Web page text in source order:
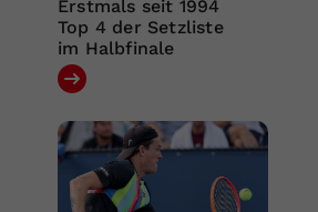
Erstmals seit 1994
Top 4 der Setzliste
im Halbfinale